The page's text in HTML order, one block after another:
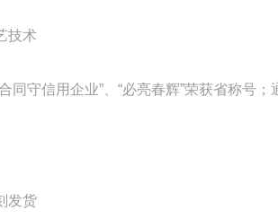
技术
合同守信用企业”、“必亮春辉”荣获省称号
发货